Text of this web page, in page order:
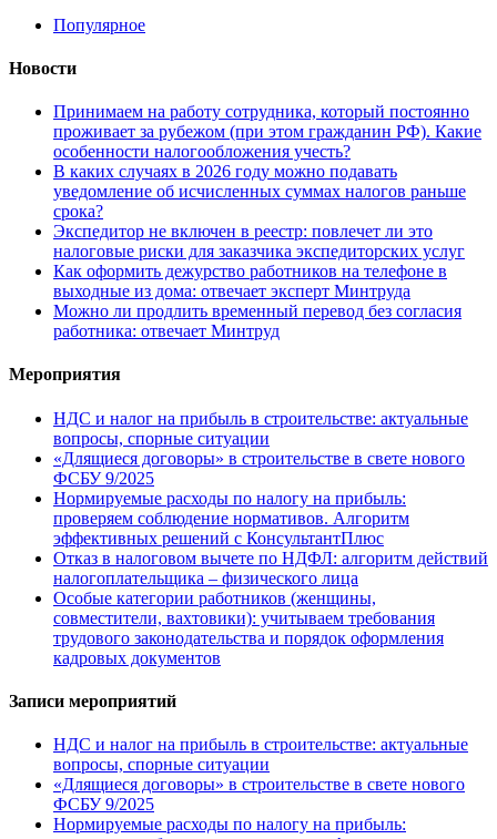
Популярное
Новости
Принимаем на работу сотрудника, который постоянно
проживает за рубежом (при этом гражданин РФ). Какие
особенности налогообложения учесть?
В каких случаях в 2026 году можно подавать
уведомление об исчисленных суммах налогов раньше
срока?
Экспедитор не включен в реестр: повлечет ли это
налоговые риски для заказчика экспедиторских услуг
Как оформить дежурство работников на телефоне в
выходные из дома: отвечает эксперт Минтруда
Можно ли продлить временный перевод без согласия
работника: отвечает Минтруд
Мероприятия
НДС и налог на прибыль в строительстве: актуальные
вопросы, спорные ситуации
«Длящиеся договоры» в строительстве в свете нового
ФСБУ 9/2025
Нормируемые расходы по налогу на прибыль:
проверяем соблюдение нормативов. Алгоритм
эффективных решений с КонсультантПлюс
Отказ в налоговом вычете по НДФЛ: алгоритм действий
налогоплательщика – физического лица
Особые категории работников (женщины,
совместители, вахтовики): учитываем требования
трудового законодательства и порядок оформления
кадровых документов
Записи мероприятий
НДС и налог на прибыль в строительстве: актуальные
вопросы, спорные ситуации
«Длящиеся договоры» в строительстве в свете нового
ФСБУ 9/2025
Нормируемые расходы по налогу на прибыль: